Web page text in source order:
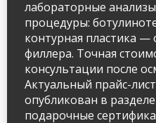
лабораторные
процедуры:
контурная пластика —
филлера. Точная
консультации после
Актуальный прайс-лист
опубликован в
подарочные